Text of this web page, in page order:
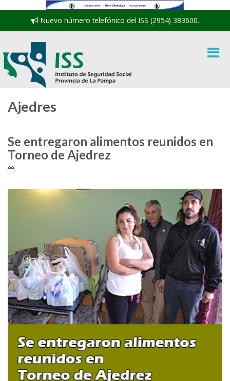
Nuevo número telefónico del ISS (2954) 383600.
Ajedres
Se entregaron alimentos reunidos en
Torneo de Ajedrez